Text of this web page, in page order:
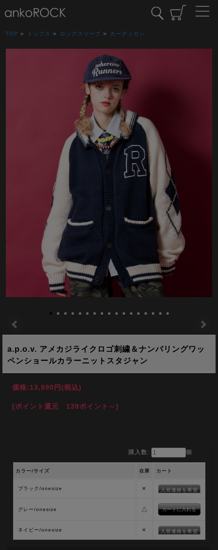
TOP > トップス > ロングスリーブ > カーディガン
a.p.o.v. アメカジライクロゴ刺繍＆ナンバリングワッ
ペンショールカラーニットスタジャン
価格:13,990円(税込)
[ポイント還元 139ポイント～]
購入数: 個
カラー/サイズ 在庫 カート
ブラック/onesize × 入荷連絡を希望
グレー/onesize △
ネイビー/onesize × 入荷連絡を希望